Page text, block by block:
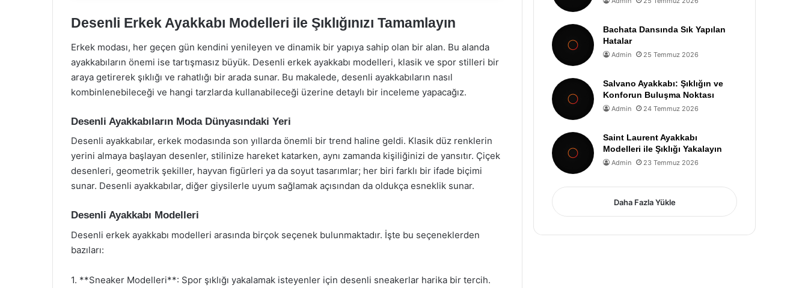
Desenli Erkek Ayakkabı Modelleri ile Şıklığınızı Tamamlayın
Erkek modası, her geçen gün kendini yenileyen ve dinamik bir yapıya sahip olan bir alan. Bu alanda
ayakkabıların önemi ise tartışmasız büyük. Desenli erkek ayakkabı modelleri, klasik ve spor stilleri bir
araya getirerek şıklığı ve rahatlığı bir arada sunar. Bu makalede, desenli ayakkabıların nasıl
kombinlenebileceği ve hangi tarzlarda kullanabileceği üzerine detaylı bir inceleme yapacağız.
Desenli Ayakkabıların Moda Dünyasındaki Yeri
Desenli ayakkabılar, erkek modasında son yıllarda önemli bir trend haline geldi. Klasik düz renklerin
yerini almaya başlayan desenler, stilinize hareket katarken, aynı zamanda kişiliğinizi de yansıtır. Çiçek
desenleri, geometrik şekiller, hayvan figürleri ya da soyut tasarımlar; her biri farklı bir ifade biçimi
sunar. Desenli ayakkabılar, diğer giysilerle uyum sağlamak açısından da oldukça esneklik sunar.
Desenli Ayakkabı Modelleri
Desenli erkek ayakkabı modelleri arasında birçok seçenek bulunmaktadır. İşte bu seçeneklerden
bazıları:
1. **Sneaker Modelleri**: Spor şıklığı yakalamak isteyenler için desenli sneakerlar harika bir tercih.
Bachata Dansında Sık Yapılan
Hatalar
Admin 25 Temmuz 2026
Salvano Ayakkabı: Şıklığın ve
Konforun Buluşma Noktası
Admin 24 Temmuz 2026
Saint Laurent Ayakkabı
Modelleri ile Şıklığı Yakalayın
Admin 23 Temmuz 2026
Daha Fazla Yükle